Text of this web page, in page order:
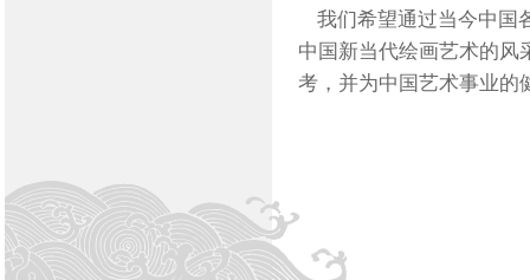
我们希望通过当今中国
中国新当代绘画艺术的风
考，并为中国艺术事业的